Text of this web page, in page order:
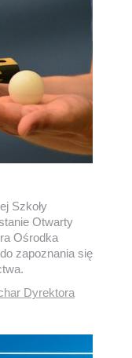
Szkoły
Otwarty
Ośrodka
zapoznania się
Dyrektora